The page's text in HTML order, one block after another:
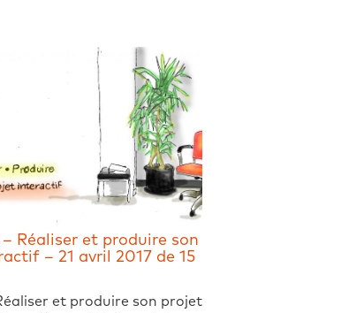
– Réaliser et produire son
– 21 avril 2017 de 15
et produire son projet